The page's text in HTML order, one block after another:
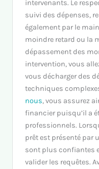
intervenants. Le
suivi des dépenses,
également par le
moindre retard ou la
dépassement des
intervention, vous
vous décharger des
techniques
nous, vous assurez
financier puisqu’il a
professionnels.
prêt est présenté par
sont plus confiantes
valider les requêtes.